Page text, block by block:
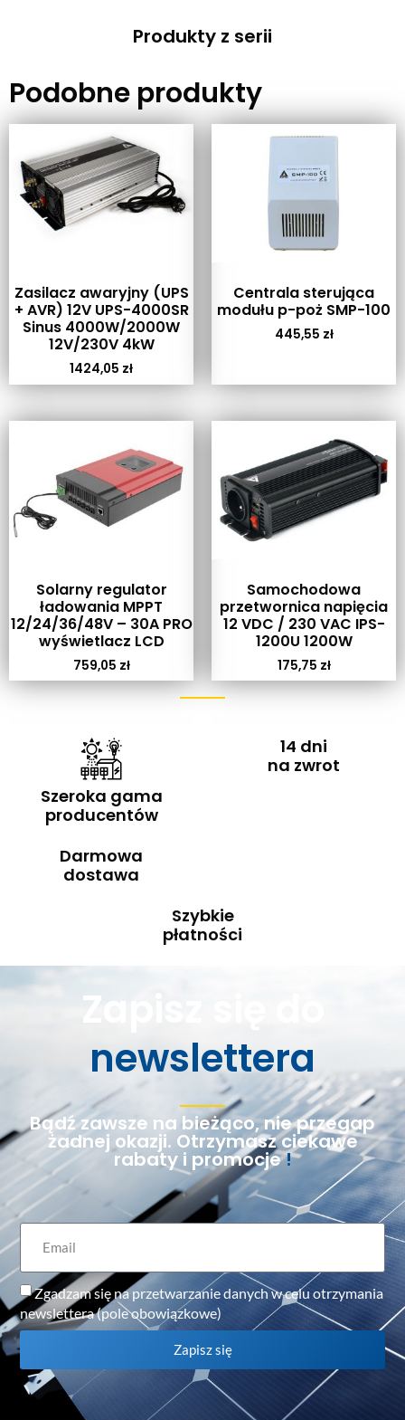
Produkty z serii
Podobne produkty
Zasilacz awaryjny (UPS
+ AVR) 12V UPS-4000SR
Sinus 4000W/2000W
12V/230V 4kW
1424,05 zł
Centrala sterująca
modułu p-poż SMP-100
445,55 zł
Solarny regulator
ładowania MPPT
12/24/36/48V – 30A PRO
wyświetlacz LCD
759,05 zł
Samochodowa
przetwornica napięcia
12 VDC / 230 VAC IPS-
1200U 1200W
175,75 zł
Szeroka gama
producentów
14 dni
na zwrot
Darmowa
dostawa
Szybkie
płatności
Zapisz się do
newslettera
Bądź zawsze na bieżąco, nie przegap
żadnej okazji. Otrzymasz ciekawe
rabaty i promocje!
Zgadzam się na przetwarzanie danych w celu otrzymania
newslettera (pole obowiązkowe)
Zapisz się